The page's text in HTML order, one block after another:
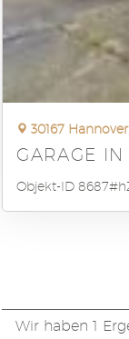
30167
GARAGE IN
Objekt-ID
Wir haben 1